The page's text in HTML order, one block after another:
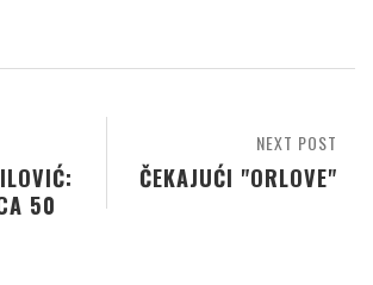
NEXT POST
ČEKAJUĆI "ORLOVE"
50